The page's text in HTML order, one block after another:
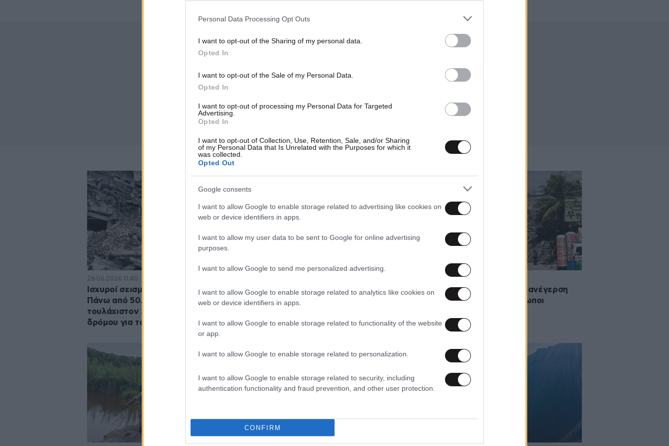
Personal Data Processing Opt Outs
I want to opt-out of the Sharing of my personal data.
Opted In
I want to opt-out of the Sale of my Personal Data.
Opted In
I want to opt-out of processing my Personal Data for Targeted
Advertising.
Opted In
I want to opt-out of Collection, Use, Retention, Sale, and/or Sharing
of my Personal Data that Is Unrelated with the Purposes for which it
was collected.
Opted Out
Google consents
I want to allow Google to enable storage related to advertising like cookies on
web or device identifiers in apps.
I want to allow my user data to be sent to Google for online advertising
purposes.
I want to allow Google to send me personalized advertising.
I want to allow Google to enable storage related to analytics like cookies on
web or device identifiers in apps.
I want to allow Google to enable storage related to functionality of the website
or app.
I want to allow Google to enable storage related to personalization.
I want to allow Google to enable storage related to security, including
authentication functionality and fraud prevention, and other user protection.
CONFIRM
26·06·2026 11:40
Ισχυροί σεισμοί στη Βενεζουέλα:
Πάνω από 50.000 αγνοούμενοι και
τουλάχιστον 235 νεκροί – Αγώνας
δρόμου για τους εγκλωβισμένους
Βρέθηκε νεκρή αγνοούμενη
επιστήμονας στις ΗΠΑ – Βαθαίνει το
εξαφανίσεις
24·05·2026 06:32
Κατάρρευση κτιρίου υπό ανέγερση
στις Φιλιππίνες, 19 άνθρωποι